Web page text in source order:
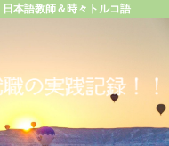
本語教師＆時々トルコ語